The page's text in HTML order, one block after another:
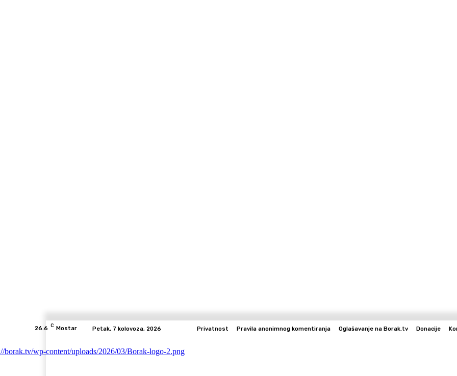
26.6 C Mostar Petak, 7 kolovoza, 2026 Privatnost Pravila anonimnog komentiranja Oglašavanje na Borak.tv Donacije